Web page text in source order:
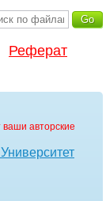
Реферат
авторские